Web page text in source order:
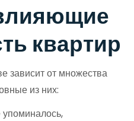
квартир
зависит от множества
из них:
упоминалось,